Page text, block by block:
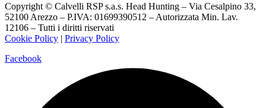
Copyright © Calvelli RSP s.a.s. Head Hunting – Via Cesalpino 33,
52100 Arezzo – P.IVA: 01699390512 – Autorizzata Min. Lav.
12106 – Tutti i diritti riservati
Cookie Policy | Privacy Policy
Facebook